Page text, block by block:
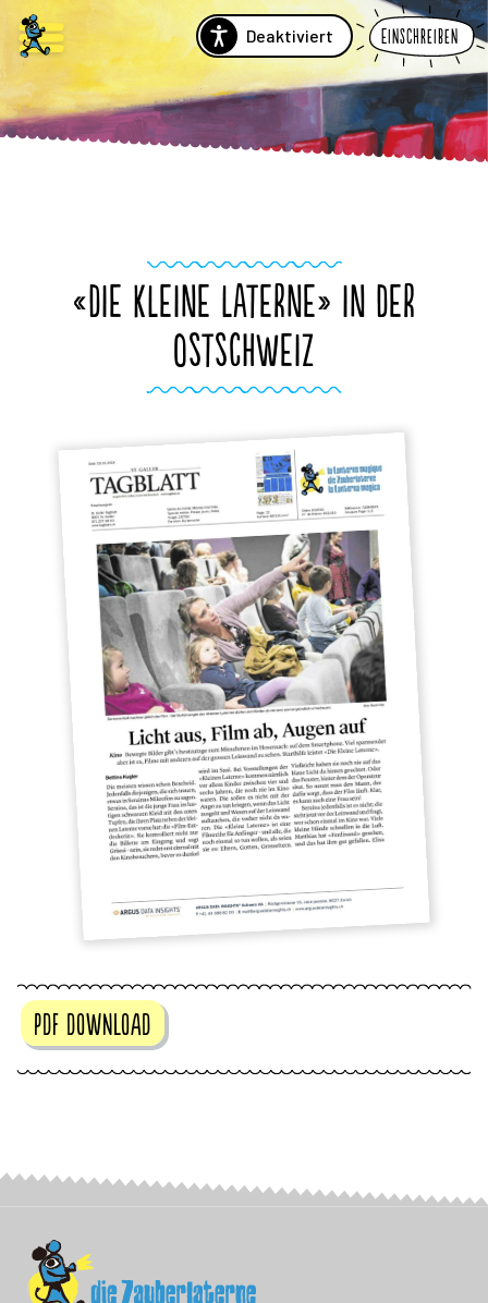
Deaktiviert Einschreiben
«DIE KLEINE LATERNE» IN DER
OSTSCHWEIZ
pdf download